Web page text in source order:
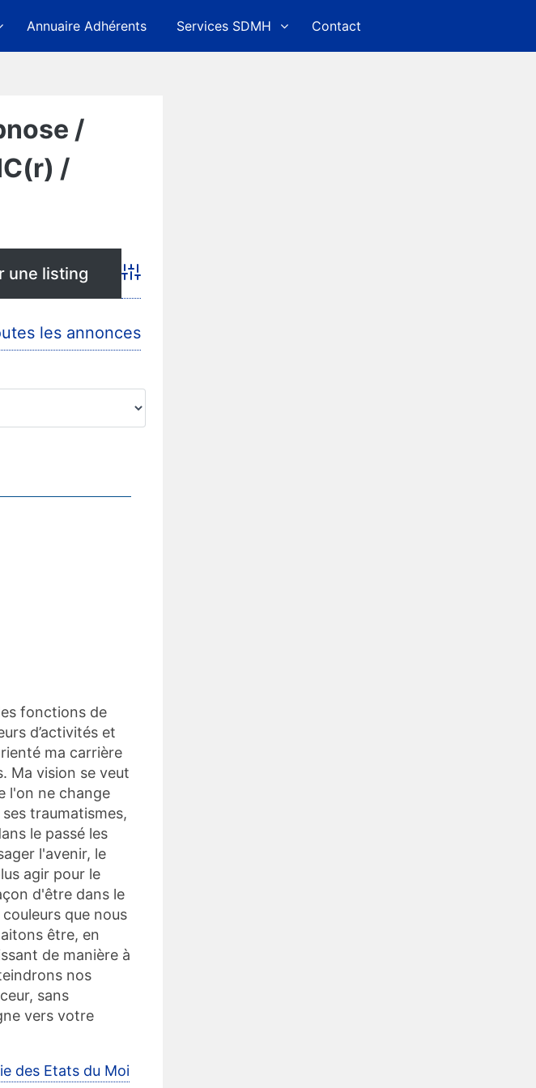
Annuaire Adhérents Services SDMH Contact
/
/
Advanced Search
les annonces
fonctions de
d’activités et
ma carrière
Ma vision se veut
l'on ne change
traumatismes,
le passé les
l'avenir, le
agir pour le
d'être dans le
que nous
être, en
de manière à
nos
sans
vers votre
des Etats du Moi